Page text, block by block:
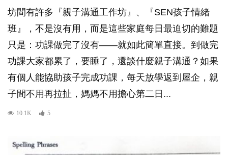
坊間有許多『親子溝通工作坊』、『SEN孩子情緒
班』，不是沒有用，而是這些家庭每日最迫切的難題
只是：功課做完了沒有——就如此簡單直接。到做完
功課大家都累了，要睡了，還談什麼親子溝通？如果
有個人能協助孩子完成功課，每天放學返到屋企，親
子間不用再拉扯，媽媽不用擔心第二日...
10.1K 5